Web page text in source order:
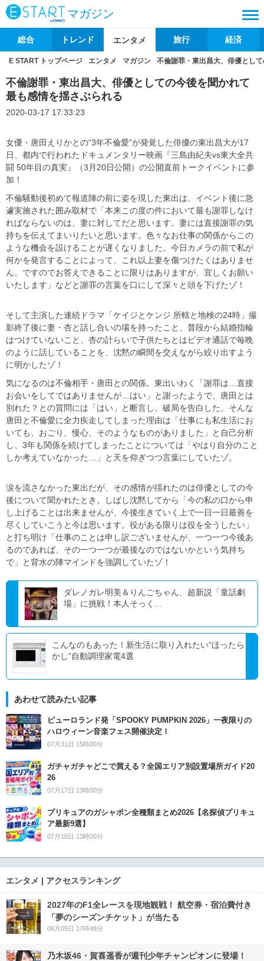
マガジン
総合 トレンド エンタメ 旅行 経済
E START トップページ エンタメ マガジン 不倫謝罪・東出昌大、俳優とし
不倫謝罪・東出昌大、俳優としての今後を聞かれて
最も感情を揺さぶられる
2020-03-17 17:33:23
女優・唐田えりかとの“3年不倫愛”が発覚した俳優の東出昌大が17
日、都内で行われたドキュメンタリー映画『三島由紀夫vs東大全共
闘 50年目の真実』（3月20日公開）の公開直前トークイベントに参
加！
不倫騒動後初めて報道陣の前に姿を現した東出は、イベント後に急
遽実施された囲み取材で「本来この度の件において最も謝罪しなけ
ればならないのは、妻に対してだと思います。妻には直接謝罪の気
持ちを伝えてまいりたいと思います。色々なお仕事の関係からこの
ような機会を設けることが遅くなりました。今日カメラの前で私が
何かを発言することによって、これ以上妻を傷つけたくはありませ
ん。ですのでお答えできることに限りはありますが、宜しくお願い
いたします」などと謝罪の言葉を口にして深々と頭を下げたゾ！
そして主演した連続ドラマ「ケイジとケンジ 所轄と地検の24時」撮
影終了後に妻・杏と話し合いの場を持ったこと、普段から結婚指輪
はつけていないこと、杏の計らいで子供たちとはビデオ通話で毎晩
のように話していることを、沈黙の瞬間を交えながら絞り出すよう
に明かしたゾ！
気になるのは不倫相手・唐田との関係。東出いわく「謝罪は…直接
お会いをしてではありませんが…はい」と謝ったようで、唐田とは
別れた？との質問には「はい」と断言し、破局を告白した。そんな
唐田と不倫愛に全力疾走してしまった理由は「仕事にも私生活にお
いても、おごり、慢心、そのようなものがありました」と自己分析
し、3年も関係を続けてしまったことについては「やはり自分のこと
しか考えていなかった…」と天を仰ぎつつ言葉にしていたゾ。
涙を流さなかった東出だが、その感情が揺れたのは俳優としての今
後について聞かれたとき。しばし沈黙してから「今の私の口から申
し上げることは出来ませんが、今後生きていく上で一日一日最善を
尽くしていこうと今は思います。役がある限りは役を全うしたい」
と打ち明け「仕事のことは申し訳ございませんが、一つ一つ今後あ
るのであれば、その一つ一つが最後なのではないかという気持ち
で」と背水の陣マインドを強調していたゾ！
ダレノガレ明美＆りんごちゃん、超新説「童話劇
場」に挑戦！本人そっく...
こんなのもあった！新生活に取り入れたい“ほったら
かし”自動調理家電4選
あわせて読みたい記事
ピューロランド発「SPOOKY PUMPKIN 2026」一夜限りの
ハロウィーン音楽フェス開催決定！
07月31日 15時00分
ガチャガチャどこで買える？全国エリア別設置場所ガイド20
26
07月17日 13時00分
プリキュアのガシャポン全種類まとめ2026【名探偵プリキュ
ア最新9選】
07月16日 13時00分
エンタメ | アクセスランキング
2027年のF1全レースを現地観戦！ 航空券・宿泊費付き
「夢のシーズンチケット」が当たる
08月05日 17時48分
乃木坂46・賀喜遥香が週刊少年チャンピオンに登場！